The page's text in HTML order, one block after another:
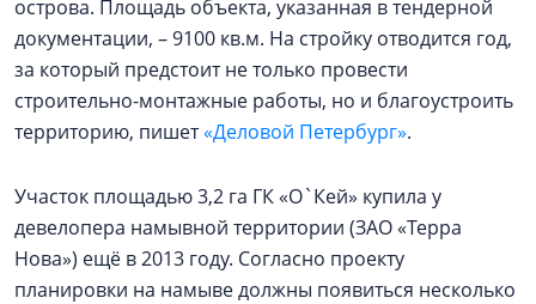
острова. Площадь объекта, указанная в тендерной
документации, – 9100 кв.м. На стройку отводится год,
за который предстоит не только провести
строительно-монтажные работы, но и благоустроить
территорию, пишет«Деловой Петербург».
Участок площадью 3,2 га ГК «О`Кей» купила у
девелопера намывной территории (ЗАО «Терра
Нова») ещё в 2013 году. Согласно проекту
планировки на намыве должны появиться несколько